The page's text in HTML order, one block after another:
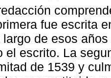
fue escrita
largo de esos
el escrito. La
de 1539 y